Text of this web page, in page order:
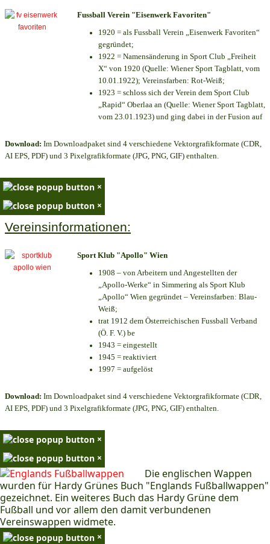
Fussball Verein "Eisenwerk Favoriten"
1920 = als Fussball Verein „Eisenwerk Favoriten“
gegründet;
1922 = Namensänderung in Sport Club „Freiheit
X“ von 1920 (Quelle: Wiener Sport Tagblatt, vom
10.01.1922); Vereinsfarben: Rot-Weiß;
1923 = schloss sich der Verein dem Sport Club
„Rapid“ Oberlaa an (Quelle: Wiener Sport Tagblatt,
vom 23.01.1923) und ging dabei in der Fusion auf
Download: Im Downloadpaket sind 4 verschiedene Vektorgrafikformate (CDR,
AI EPS, PDF) und 3 Pixelgrafikformate (JPG, PNG, GIF) enthalten.
×
×
Vereinsinformationen:
Sport Klub "Apollo" Wien
1908 – von Arbeitern und Angestellten der
„Apollo-Werke“ in Simmering als Sport Klub
„Apollo“ Wien gegründet – Vereinsfarben: Blau-
Weiß;
trat 1912 dem Österreichischen Fussball Verband
(Ö. F. V.) be
1943 = eingestellt
1945 = reaktiviert
1997 = aufgelöst
Download: Im Downloadpaket sind 4 verschiedene Vektorgrafikformate (CDR,
AI EPS, PDF) und 3 Pixelgrafikformate (JPG, PNG, GIF) enthalten.
×
×
Die englischen Wappen
wurden für Hardy Grünes Buch "Englands Fußballwappen"
gezeichnet. Ein weiteres Buch das Hardy Grüne dem
Fußball und vor allem den damit verbundenen
Vereinswappen widmete.
×